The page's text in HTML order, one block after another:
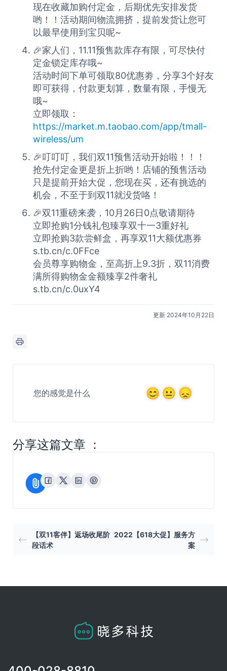
现在收藏加购付定金，后期优先安排发货
哟！！活动期间物流拥挤，提前发货让您可
以最早使用到宝贝呢~
🎉家人们，11.11预售款库存有限，可尽快付
定金锁定库存哦~
活动时间下单可领取80优惠劵，分享3个好友
即可获得，付款更划算，数量有限，手慢无
哦~
立即领取：
https://market.m.taobao.com/app/tmall-
wireless/um
🎉叮叮叮，我们双11预售活动开始啦！！！
抢先付定金更是折上折哟！店铺的预售活动
只是提前开始大促，您现在买，还有挑选的
机会，不至于到双11就没货咯！
🎉双11重磅来袭，10月26日0点敬请期待
️立即抢购1分钱礼包臻享双十一3重好礼
️立即抢购3款尝鲜盒，再享双11大额优惠券
s.tb.cn/c.0FFce
️会员尊享购物金，至高折上9.3折，双11消费
满所得购物金金额臻享2件奢礼
s.tb.cn/c.0uxY4
更新 2024年10月22日
您的感觉是什么
分享这篇文章 ：
【双11客伴】返场收尾阶
段话术
2022【618大促】服务方
案